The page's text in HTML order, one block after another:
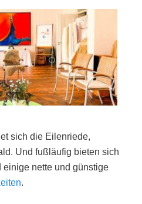
sich die Eilenriede,
Und fußläufig bieten sich
einige nette und günstige
.